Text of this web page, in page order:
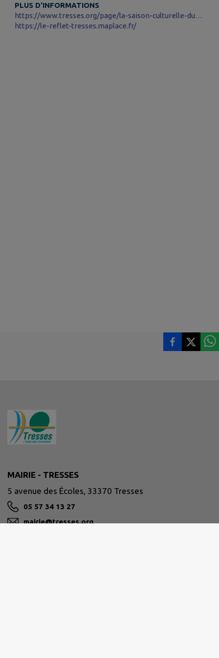
PLUS D'INFORMATIONS
https://www.tresses.org/page/la-saison-culturelle-du-reflet
https://le-reflet-tresses.maplace.fr/
MAIRIE - TRESSES
5 avenue des Écoles, 33370 Tresses
05 57 34 13 27
mairie@tresses.org